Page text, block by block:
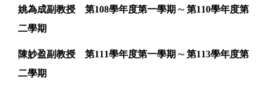
姚為成副教授 第108學年度第一學期 ～ 第110學年度第
二學期
陳妙盈副教授 第111學年度第一學期 ～ 第113學年度第
二學期